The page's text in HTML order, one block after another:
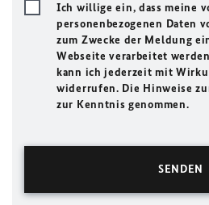
Ich willige ein, dass meine
personenbezogenen Daten
zum Zwecke der Meldung
Webseite verarbeitet
kann ich jederzeit mit
widerrufen. Die Hinweise
zur Kenntnis genommen.